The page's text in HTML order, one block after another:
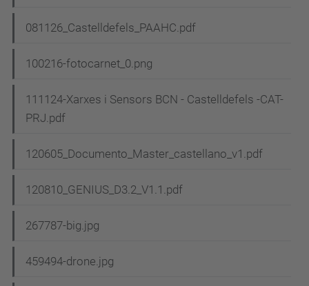
081126_Castelldefels_PAAHC.pdf
100216-fotocarnet_0.png
111124-Xarxes i Sensors BCN - Castelldefels -CAT-
PRJ.pdf
120605_Documento_Master_castellano_v1.pdf
120810_GENIUS_D3.2_V1.1.pdf
267787-big.jpg
459494-drone.jpg